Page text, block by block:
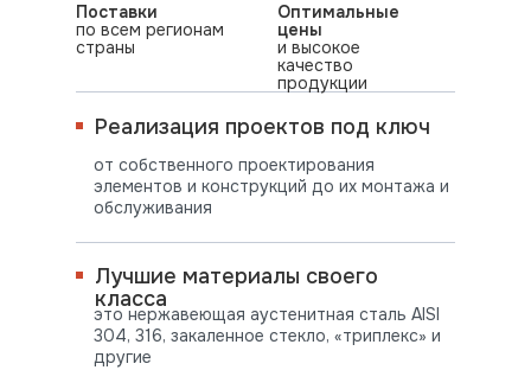
это нержавеющая аустенитная сталь AISI
304, 316, закаленное стекло, «триплекс» и
другие
от собственного проектирования
элементов и конструкций до их монтажа и
обслуживания
Лучшие материалы своего
класса
Реализация проектов под ключ
Оптимальные
цены
и высокое
качество
продукции
Поставки
по всем регионам
страны